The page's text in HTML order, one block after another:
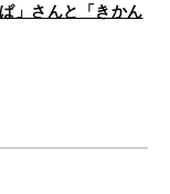
」さんと「きかん